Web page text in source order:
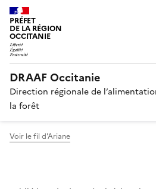
PRÉFET
DE LA RÉGION
OCCITANIE
DRAAF Occitanie
Direction régionale de
la forêt
Voir le fil d'Ariane